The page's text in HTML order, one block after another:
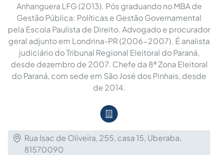
Anhanguera LFG (2013). Pós graduando no MBA de
Gestão Pública: Políticas e Gestão Governamental
pela Escola Paulista de Direito. Advogado e procurador
geral adjunto em Londrina-PR (2006-2007). É analista
judiciário do Tribunal Regional Eleitoral do Paraná,
desde dezembro de 2007. Chefe da 8ª Zona Eleitoral
do Paraná, com sede em São José dos Pinhais, desde
de 2014.
Rua Isac de Oliveira, 255, casa 15, Uberaba,
81570090